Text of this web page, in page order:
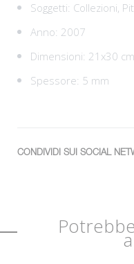
Soggetti: Collezioni,
Anno: 2007
Dimensioni: 21x30 cm
Spessore: 5 mm
CONDIVIDI SUI SOCIAL